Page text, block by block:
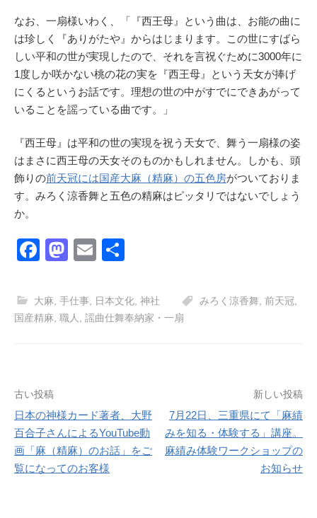
なお、一扇様いわく、「『西王母』という曲は、お能の曲に
は珍しく『ありがたや』からはじまります。この世にすばら
しい平和の世が実現したので、それを言祝ぐために3000年に
1度しか咲かない桃の花の実を『西王母』という天女が捧げ
にくるというお話です。理想の世の中がすでにできあがって
いることを謡っている曲です。」
『西王母』は平和の世の実現を祝う天女で、舞う一扇様の姿
はまさに西王母の天女そのものかもしれません。しかも、頭
飾りの前天冠には国産大麻（精麻）の五色房がついておりま
す。みろく涼香舞と五色の精麻はピッタリではないでしょう
か。
F
c
e
o
k
M
st
o
E
ail
大麻 手仕事 日本文化 神社 みろく涼香舞 前天冠
国産精麻 職人 謡曲仕舞奉納家・一扇
投
稿
ナ
ビ
古い投稿
日本の神様カード著者、大野
百合子さんによるYouTube動
画「麻（精麻）のお話」をご
覧になってのお客様
新しい投稿
7月22日、三重県にて「麻績
みを知る・体験する」講座。
麻績み体験ワークショップの
お知らせ